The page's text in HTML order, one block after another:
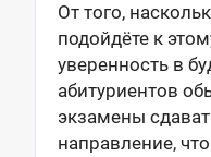
От того,
подойдёте к
уверенность в
абитуриентов
экзамены
направление,